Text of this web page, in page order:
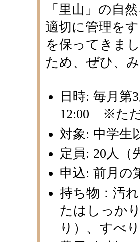
「里山」の自
適切に管理を
を保ってきま
ため、ぜひ、
日時: 毎月第
12:00 ※ただ
対象: 中学生
定員: 20人（
申込: 前月の
持ち物：汚
たはしっか
り）、すべ